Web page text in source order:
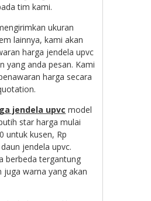
tim kami.
ukuran
lainnya, kami akan
harga jendela upvc
yang anda pesan. Kami
harga secara
jendela upvc model
star harga mulai
untuk kusen, Rp
jendela upvc.
berbeda tergantung
juga warna yang akan